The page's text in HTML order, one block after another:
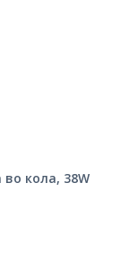
во кола, 38W